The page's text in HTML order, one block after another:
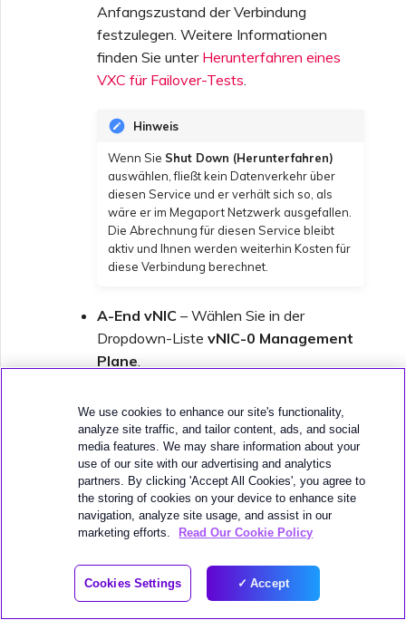
Anfangszustand der Verbindung
festzulegen. Weitere Informationen
finden Sie unter Herunterfahren eines
VXC für Failover-Tests.
Hinweis
Wenn Sie Shut Down (Herunterfahren)
auswählen, fließt kein Datenverkehr über
diesen Service und er verhält sich so, als
wäre er im Megaport Netzwerk ausgefallen.
Die Abrechnung für diesen Service bleibt
aktiv und Ihnen werden weiterhin Kosten für
diese Verbindung berechnet.
A-End vNIC – Wählen Sie in der
Dropdown-Liste vNIC-0 Management
Plane.
Wichtig
Die Internetverbindung auf der management
virtual interface
wird nur für
Verwaltungszwecke wie Lizenzierung,
Updates und die Kommunikation mit
Panorama verwendet. Wenn
Internetdatenverkehr zwischen
Cloud fließen soll, erstellen Sie eine zweite
Megaport Internet-Verbindung auf der
plane virtual interface. Weitere
We use cookies to enhance our site's functionality,
analyze site traffic, and tailor content, ads, and social
media features. We may share information about your
use of our site with our advertising and analytics
partners. By clicking 'Accept All Cookies', you agree to
the storing of cookies on your device to enhance site
navigation, analyze site usage, and assist in our
marketing efforts.
Read Our Cookie Policy
Cookies Settings Accept